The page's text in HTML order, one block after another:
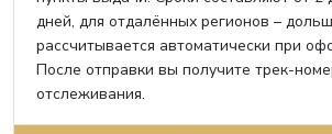
дней, для отдалённых регионов –
рассчитывается автоматически при
После отправки вы получите трек-
отслеживания.